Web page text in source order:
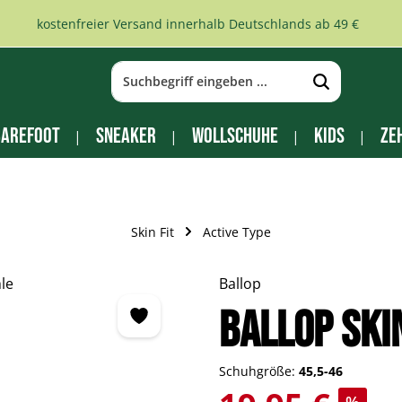
kostenfreier Versand innerhalb Deutschlands ab 49 €
Sneaker Wollschuhe Kids
Skin Fit Active Type
Ballop
BALLOP
Schuhgröße: 45,5-46
Verkaufspreis: